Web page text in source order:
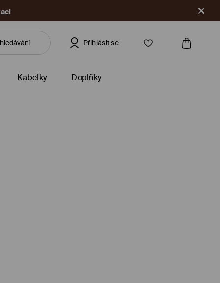
Přihlásit se
Kabelky Doplňky